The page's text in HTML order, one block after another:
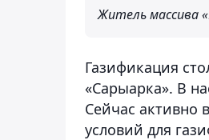
Житель массива
Газификация
«Сарыарка». В
Сейчас активно
условий для